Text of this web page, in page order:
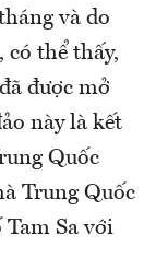
và do
thể thấy,
được mở
này là kết
Quốc
Trung Quốc
Sa với